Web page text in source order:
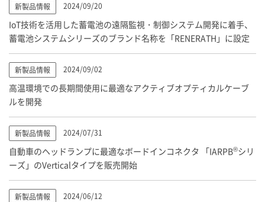
新製品情報 2024/09/20
IoT技術を活用した蓄電池の遠隔監視・制御システム開発に着手、
蓄電池システムシリーズのブランド名称を「RENERATH」に設定
新製品情報 2024/09/02
高温環境での長期間使用に最適なアクティブオプティカルケーブ
ルを開発
新製品情報 2024/07/31
自動車のヘッドランプに最適なボードインコネクタ 「IARPB®シリ
ーズ」のVerticalタイプを販売開始
新製品情報 2024/06/12